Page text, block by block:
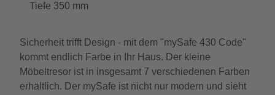
Tiefe 350 mm
Sicherheit trifft Design - mit dem "mySafe 430 Code"
kommt endlich Farbe in Ihr Haus. Der kleine
Möbeltresor ist in insgesamt 7 verschiedenen Farben
erhältlich. Der mySafe ist nicht nur modern und sieht